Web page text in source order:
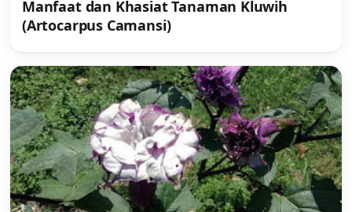
Manfaat dan Khasiat Tanaman Kluwih
(Artocarpus Camansi)